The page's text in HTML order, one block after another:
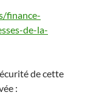
finance-
de-la-
de cette
: